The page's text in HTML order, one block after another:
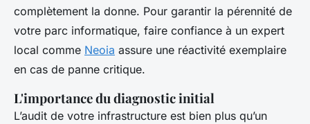
complètement la donne. Pour garantir la pérennité de
votre parc informatique, faire confiance à un expert
local comme Neoia assure une réactivité exemplaire
en cas de panne critique.
L'importance du diagnostic initial
L’audit de votre infrastructure est bien plus qu’un